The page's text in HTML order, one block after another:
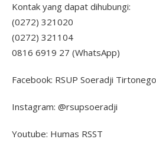
Kontak yang dapat dihubungi:
(0272) 321020
(0272) 321104
0816 6919 27 (WhatsApp)
Facebook: RSUP Soeradji
Instagram: @rsupsoeradji
Youtube: Humas RSST